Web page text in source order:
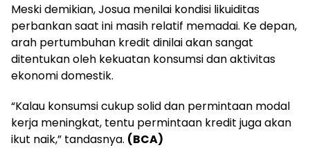
Meski demikian, Josua menilai kondisi likuiditas
perbankan saat ini masih relatif memadai. Ke depan,
arah pertumbuhan kredit dinilai akan sangat
ditentukan oleh kekuatan konsumsi dan aktivitas
ekonomi domestik.
“Kalau konsumsi cukup solid dan permintaan modal
kerja meningkat, tentu permintaan kredit juga akan
ikut naik,” tandasnya. (BCA)